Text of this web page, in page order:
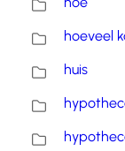
hoeveel
huis